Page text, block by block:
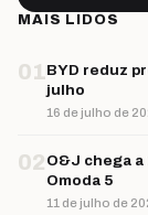
MAIS LIDOS
01BYD reduz
julho
16 de julho de
02 O&J chega
Omoda 5
11 de julho de